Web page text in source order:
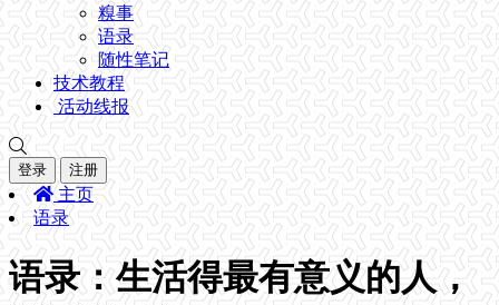
糗事
语录
随性笔记
技术教程
活动线报
登录 注册
主页
语录
语录：生活得最有意义的人，